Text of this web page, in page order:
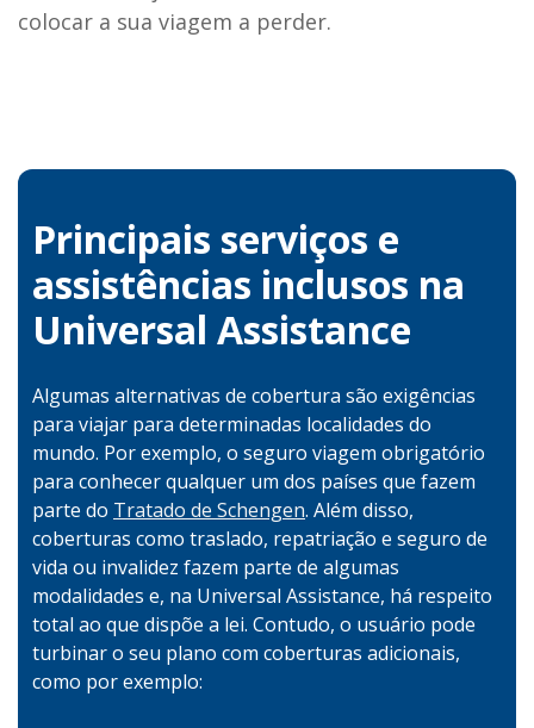
colocar a sua viagem a perder.
Principais serviços e
assistências inclusos na
Universal Assistance
Algumas alternativas de cobertura são exigências
para viajar para determinadas localidades do
mundo. Por exemplo, o seguro viagem obrigatório
para conhecer qualquer um dos países que fazem
parte do Tratado de Schengen. Além disso,
coberturas como traslado, repatriação e seguro de
vida ou invalidez fazem parte de algumas
modalidades e, na Universal Assistance, há respeito
total ao que dispõe a lei. Contudo, o usuário pode
turbinar o seu plano com coberturas adicionais,
como por exemplo: